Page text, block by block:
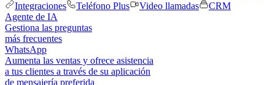
Integraciones
Teléfono Plus Video llamadas
CRM
Agente de IA
Gestiona las preguntas
más frecuentes
WhatsApp
Aumenta las ventas y ofrece asistencia
a tus clientes a través de su aplicación
de mensajería preferida